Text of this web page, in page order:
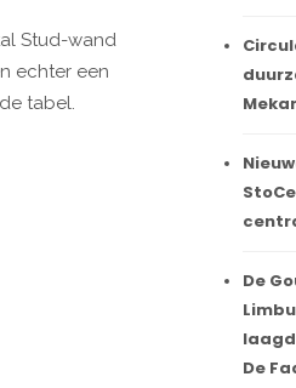
Stud-wand
echter een
tabel.
De
De